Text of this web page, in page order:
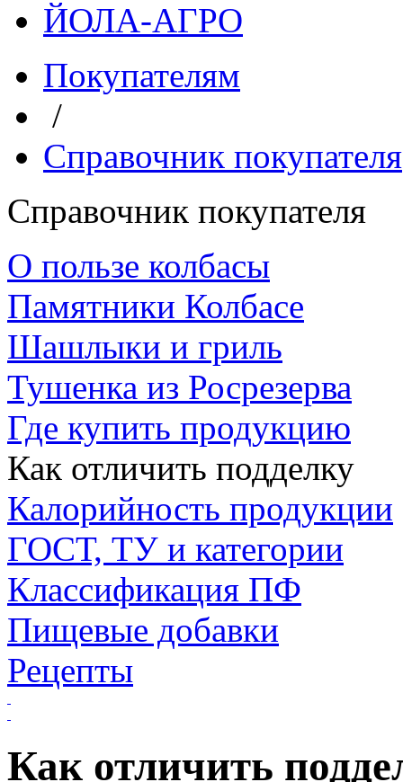
ЙОЛА-АГРО
Покупателям
/
Справочник покупателя
Справочник покупателя
О пользе колбасы
Памятники Колбасе
Шашлыки и гриль
Тушенка из Росрезерва
Где купить продукцию
Как отличить подделку
Калорийность продукции
ГОСТ, ТУ и категории
Классификация ПФ
Пищевые добавки
Рецепты
Как отличить